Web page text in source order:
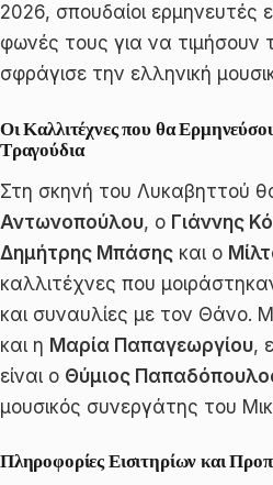
2026, σπουδαίοι ερμηνευτές
φωνές τους για να τιμήσουν
σφράγισε την ελληνική
Οι Καλλιτέχνες που θα
Τραγούδια
Στη σκηνή του Λυκαβηττού
Αντωνοπούλου, ο Γιάννης
Δημήτρης Μπάσης και ο
καλλιτέχνες που
και συναυλίες με τον Θάνο.
και η Μαρία Παπαγεωργίου,
είναι ο Θύμιος
μουσικός συνεργάτης του
Πληροφορίες Εισιτηρίων και